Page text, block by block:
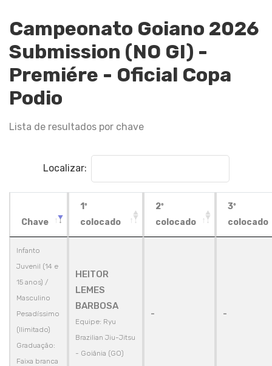
Campeonato Goiano 2026
Submission (NO GI) -
Premiére - Oficial Copa
Podio
Lista de resultados por chave
Localizar:
Chave
1º
colocado
2º
colocado
3º
colocado
Infanto
Juvenil (14 e
15 anos) /
Masculino
Pesadíssimo
(Ilimitado)
Graduação:
Faixa branca
HEITOR
LEMES
BARBOSA
Equipe: Ryu
Brazilian Jiu-Jitsu
- Goiânia (GO)
- -